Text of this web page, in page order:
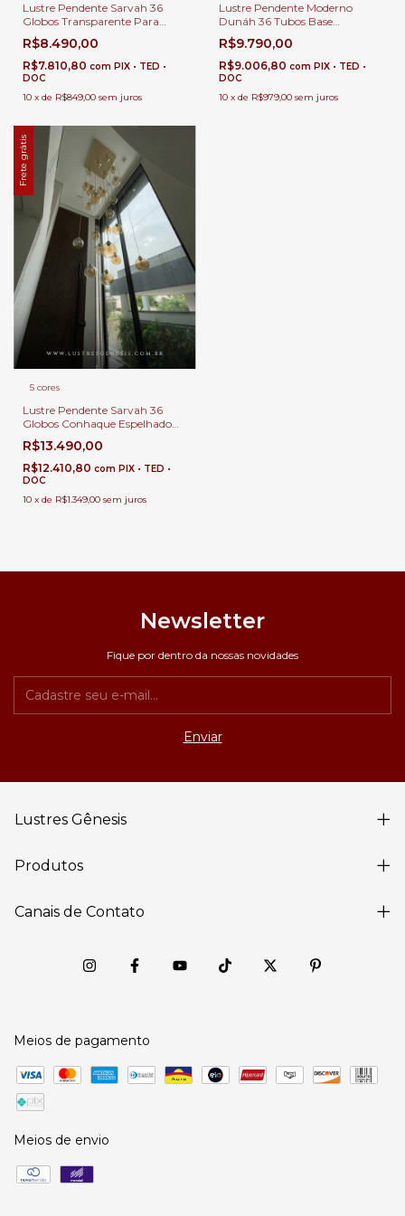
Lustre Pendente Sarvah 36
Globos Transparente Para
Casas Pé Direito Duplo e Alto.
R$8.490,00
R$7.810,80 com PIX • TED •
DOC
10 x de R$849,00 sem juros
Lustre Pendente Moderno
Dunáh 36 Tubos Base
Quadrada Para Casas Pé
Direito Duplo e Alto
R$9.790,00
R$9.006,80 com PIX • TED •
DOC
10 x de R$979,00 sem juros
Frete grátis
5 cores
Lustre Pendente Sarvah 36
Globos Conhaque Espelhado
Base 80x80 Quadrada Para
Casas Pé Direito Duplo e Alto
R$13.490,00
R$12.410,80 com PIX • TED •
DOC
10 x de R$1.349,00 sem juros
Newsletter
Fique por dentro da nossas novidades
Lustres Gênesis
Produtos
Canais de Contato
Meios de pagamento
Meios de envio